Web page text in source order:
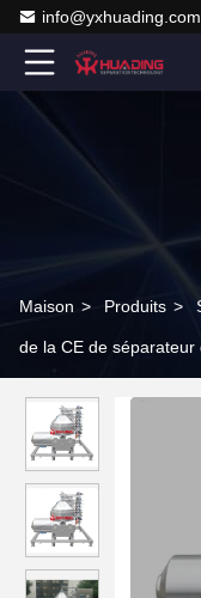
info@yxhuading.com
Maison > Produits >
de la CE de